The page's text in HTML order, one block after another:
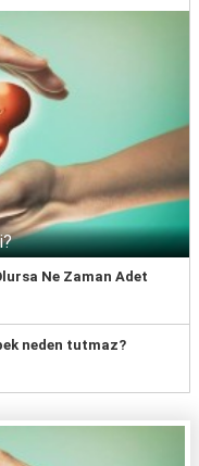
Ne Zaman Adet
neden tutmaz?